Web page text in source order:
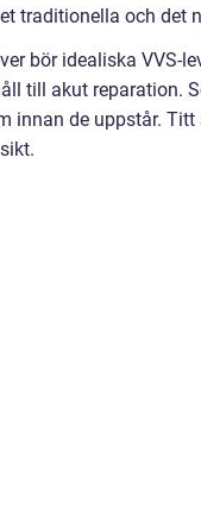
traditionella och det
bör idealiska VVS-
till akut reparation.
innan de uppstår.